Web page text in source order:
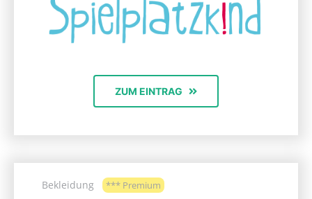
ZUM EINTRAG
Bekleidung *** Premium